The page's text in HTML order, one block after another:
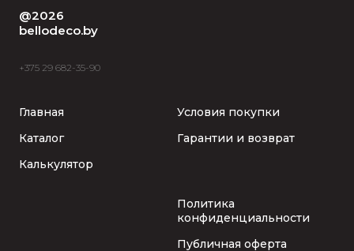
@2026
bellodeco.by
+375 29 682-35-90
Главная
Каталог
Калькулятор
Условия покупки
Гарантии и возврат
Политика
конфиденциальности
Публичная оферта